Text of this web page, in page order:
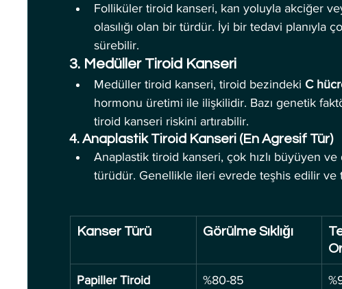
Folliküler tiroid kanseri, kan yoluyla akciğer
olasılığı olan bir türdür. İyi bir tedavi planıyla
sürebilir.
3. Medüller Tiroid Kanseri
Medüller tiroid kanseri, tiroid bezindeki C
hormonu üretimi ile ilişkilidir. Bazı genetik
tiroid kanseri riskini artırabilir.
4. Anaplastik Tiroid Kanseri (En Agresif Tür)
Anaplastik tiroid kanseri, çok hızlı büyüyen
türüdür. Genellikle ileri evrede teşhis edilir ve
Kanser Türü Görülme Sıklığı
Papiller Tiroid %80-85